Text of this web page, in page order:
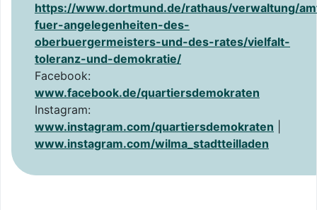
https://www.dortmund.de/rathaus/verwaltung/
fuer-angelegenheiten-des-
oberbuergermeisters-und-des-rates/vielfalt-
toleranz-und-demokratie/
Facebook:
www.facebook.de/quartiersdemokraten
Instagram:
www.instagram.com/quartiersdemokraten
www.instagram.com/wilma_stadtteilladen